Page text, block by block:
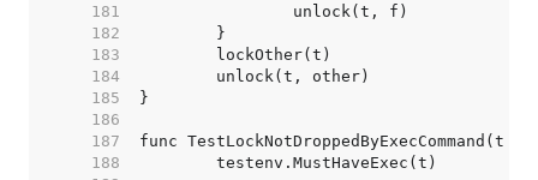
   181
   182
   183
   184
   185
   186
   187
   188